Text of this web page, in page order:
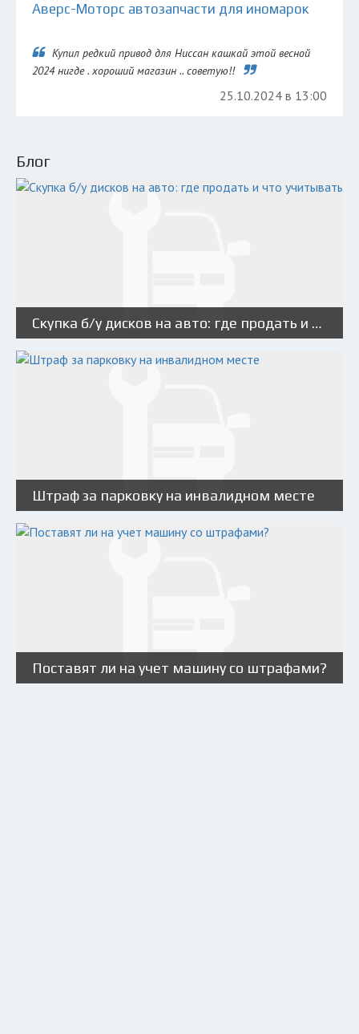
Аверс-Моторс автозапчасти для иномарок
Купил редкий привод для Ниссан кашкай этой весной
2024 нигде . хороший магазин .. советую!!
25.10.2024 в 13:00
Блог
Скупка б/у дисков на авто: где продать и что учитывать
Штраф за парковку на инвалидном месте
Поставят ли на учет машину со штрафами?